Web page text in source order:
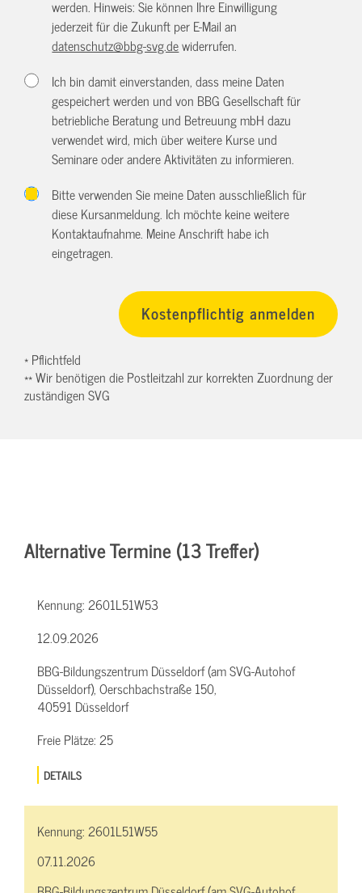
werden. Hinweis: Sie können Ihre Einwilligung
jederzeit für die Zukunft per E-Mail an
datenschutz@bbg-svg.dewiderrufen.
Ich bin damit einverstanden, dass meine Daten
gespeichert werden und von BBG Gesellschaft für
betriebliche Beratung und Betreuung mbH dazu
verwendet wird, mich über weitere Kurse und
Seminare oder andere Aktivitäten zu informieren.
Bitte verwenden Sie meine Daten ausschließlich für
diese Kursanmeldung. Ich möchte keine weitere
Kontaktaufnahme. Meine Anschrift habe ich
eingetragen.
* Pflichtfeld
** Wir benötigen die Postleitzahl zur korrekten Zuordnung der
zuständigen SVG
Alternative Termine (13 Treffer)
Kennung:2601L51W53
12.09.2026
BBG-Bildungszentrum Düsseldorf (am SVG-Autohof
Düsseldorf), Oerschbachstraße 150,
40591 Düsseldorf
Freie Plätze:25
DETAILS
Kennung:2601L51W55
07.11.2026